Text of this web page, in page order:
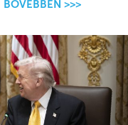
BŐVEBBEN >>>